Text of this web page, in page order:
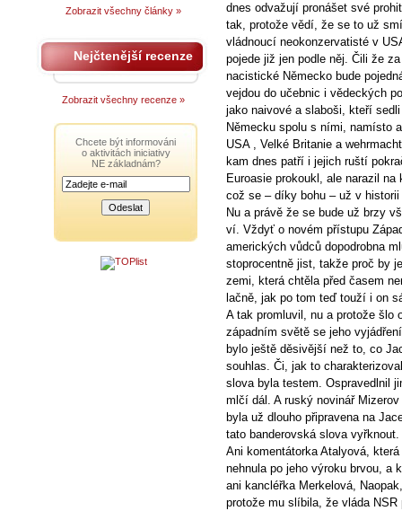
dnes odvažují pronášet své
tak, protože vědí, že se to už
vládnoucí neokonzervatisté v
pojede již jen podle něj. Čili že
nacistické Německo bude
vejdou do učebnic i vědeckých
jako naivové a slaboši, kteří
Německu spolu s ními, namísto
USA , Velké Britanie a
kam dnes patří i jejich ruští
Euroasie prokoukl, ale narazil
což se – díky bohu – už v historii
Nu a právě že se bude už brzy
ví. Vždyť o novém přístupu
amerických vůdců dopodrobna
stoprocentně jist, takže proč by
zemi, která chtěla před časem
lačně, jak po tom teď touží i on
A tak promluvil, nu a protože šlo
západním světě se jeho
bylo ještě děsivější než to, co
souhlas. Či, jak to
slova byla testem. Ospravedlnil
mlčí dál. A ruský novinář
byla už dlouho připravena na
tato banderovská slova vyřknout.
Ani komentátorka Atalyová,
nehnula po jeho výroku brvou, a
ani kancléřka Merkelová,
protože mu slíbila, že vláda
Zobrazit všechny články »
Nejčtenější recenze
Zobrazit všechny recenze »
Chcete být informováni
o aktivitách iniciativy
NE základnám?